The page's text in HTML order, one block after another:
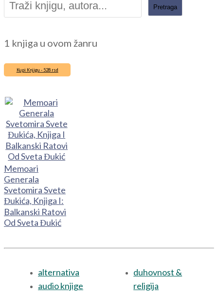
1 knjiga u ovom žanru
Kupi Knjigu - 528 rsd
Memoari
Generala
Svetomira Svete
Đukića, Knjiga I:
Balkanski Ratovi
Od Sveta Đukić
alternativa
audio knjige
duhovnost &
religija